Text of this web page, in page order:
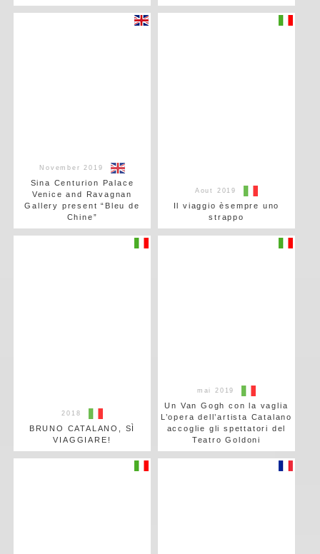
November 2019
Sina Centurion Palace
Venice and Ravagnan
Gallery present “Bleu de
Chine”
Aout 2019
Il viaggio èsempre uno
strappo
2018
BRUNO CATALANO, SÌ
VIAGGIARE!
mai 2019
Un Van Gogh con la vaglia
L’opera dell’artista Catalano
accoglie gli spettatori del
Teatro Goldoni